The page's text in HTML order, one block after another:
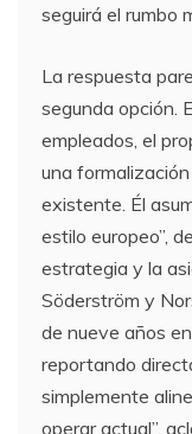
seguirá el rumbo
La respuesta
segunda opción.
empleados, el
una
existente. Él
estilo europeo”,
estrategia y la
Söderström y
de nueve años
reportando
simplemente
operar actual”,